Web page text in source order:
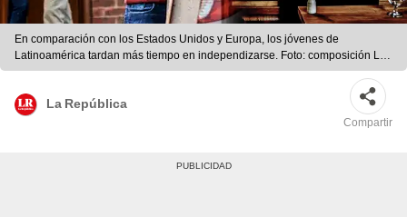
En comparación con los Estados Unidos y Europa, los jóvenes de
Latinoamérica tardan más tiempo en independizarse. Foto: composición LR/
Diariofemenino/ Prensalibre
La República
Compartir